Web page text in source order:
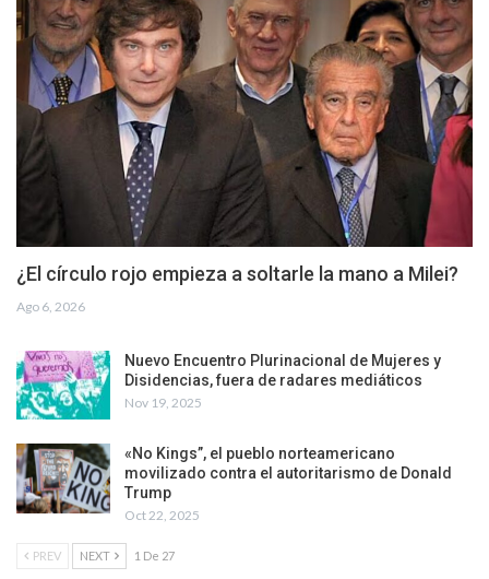
¿El círculo rojo empieza a soltarle la mano a Milei?
Ago 6, 2026
Nuevo Encuentro Plurinacional de Mujeres y
Disidencias, fuera de radares mediáticos
Nov 19, 2025
«No Kings”, el pueblo norteamericano
movilizado contra el autoritarismo de Donald
Trump
Oct 22, 2025
PREV NEXT 1 De 27